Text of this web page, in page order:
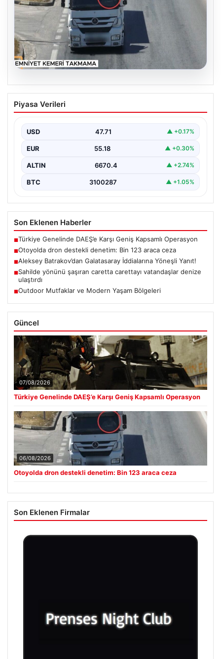
Otoyolda dron destekli denetim: Bin
123 araca ceza
Piyasa Verileri
USD 47.71 ▲ +0.17%
EUR 55.18 ▲ +0.30%
ALTIN 6670.4 ▲ +2.74%
BTC 3100287 ▲ +1.05%
Son Eklenen Haberler
■Türkiye Genelinde DAEŞ’e Karşı Geniş Kapsamlı Operasyon
■Otoyolda dron destekli denetim: Bin 123 araca ceza
■Aleksey Batrakov’dan Galatasaray İddialarına Yöneşli Yanıt!
■Sahilde yönünü şaşıran caretta carettayı vatandaşlar denize
ulaştırdı
■Outdoor Mutfaklar ve Modern Yaşam Bölgeleri
Güncel
07/08/2026
Türkiye Genelinde DAEŞ’e Karşı Geniş Kapsamlı Operasyon
06/08/2026
Otoyolda dron destekli denetim: Bin 123 araca ceza
Son Eklenen Firmalar